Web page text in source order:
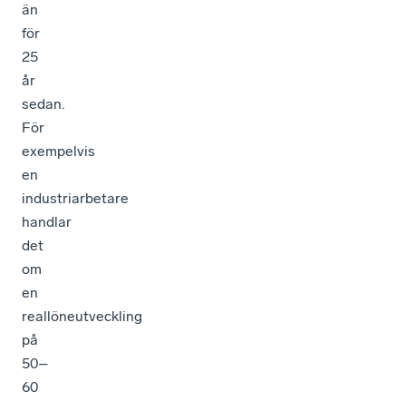
än
för
25
år
sedan.
För
exempelvis
en
industriarbetare
handlar
det
om
en
reallöneutveckling
på
50–
60